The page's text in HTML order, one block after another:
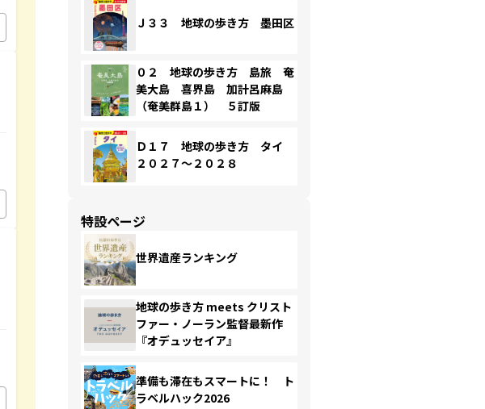
Ｊ３３ 地球の歩き方 墨田区
０２ 地球の歩き方 島旅 奄
美大島 喜界島 加計呂麻島
（奄美群島１） ５訂版
Ｄ１７ 地球の歩き方 タイ
２０２７～２０２８
特設ページ
世界遺産ランキング
地球の歩き方 meets クリスト
ファー・ノーラン監督最新作
『オデュッセイア』
準備も滞在もスマートに！ ト
ラベルハック2026